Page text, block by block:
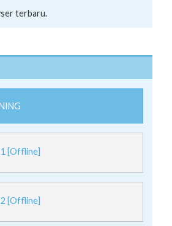
terbaru.
1 [Offline]
2 [Offline]